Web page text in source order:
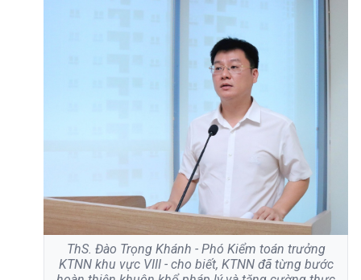
ThS. Đào Trọng Khánh - Phó Kiểm toán trưởng
KTNN khu vực VIII - cho biết, KTNN đã từng bước